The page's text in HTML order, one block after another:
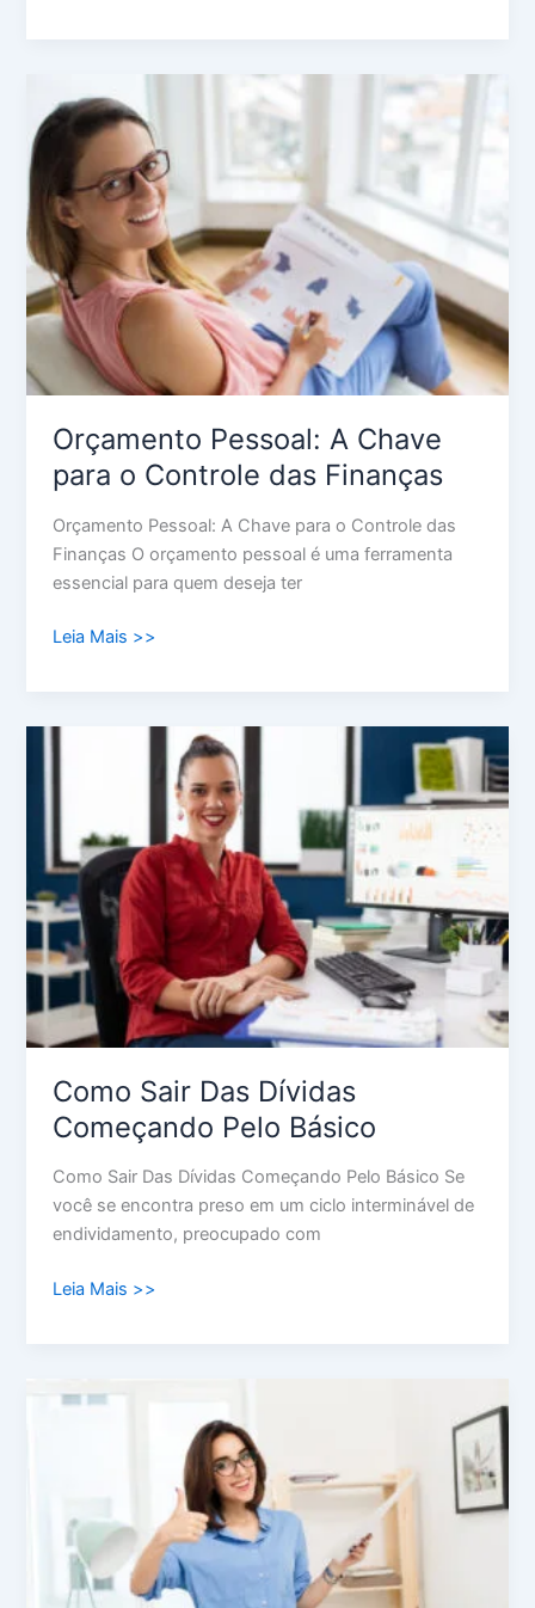
Orçamento Pessoal: A Chave
para o Controle das Finanças
Orçamento Pessoal: A Chave para o Controle das
Finanças O orçamento pessoal é uma ferramenta
essencial para quem deseja ter
Pessoal:
Chave
para
o
Controle
das
Finanças
Leia Mais >>
Como Sair Das Dívidas
Começando Pelo Básico
Como Sair Das Dívidas Começando Pelo Básico Se
você se encontra preso em um ciclo interminável de
endividamento, preocupado com
Começando
Pelo
Básico
Leia Mais >>
Simulação
Desbloquear
Suas